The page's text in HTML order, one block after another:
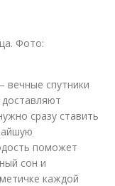
Фото:
спутники
сразу ставить
поможет
сон и
каждой